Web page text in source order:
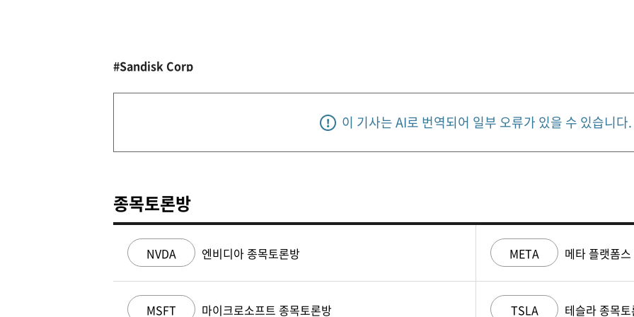
#Sandisk Corp
이 기사는 AI로 번역되어 일부 오류가 있을 수 있습니다.
종목토론방
NVDA 엔비디아 종목토론방
MSFT 마이크로소프트 종목토론방
META 메타 플랫폼
TSLA 테슬라 종목